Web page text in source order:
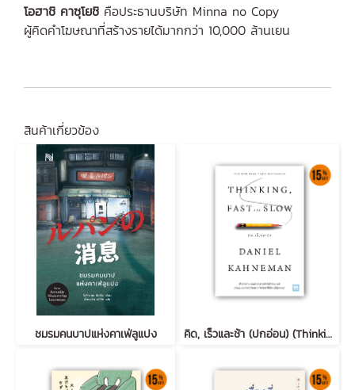
โอฮาชิ คาซุโยชิ คือประธานบริษัท Minna no Copy
ผู้คิดคำโฆษณาที่สร้างรายได้มากกว่า 10,000 ล้านเยน
สินค้าเกี่ยวข้อง
ชมรมคนบาปแห่งคาเฟ่ลูแปง คิด, เร็วและช้า (ปกอ่อน) (Thinking, Fast and Slow)